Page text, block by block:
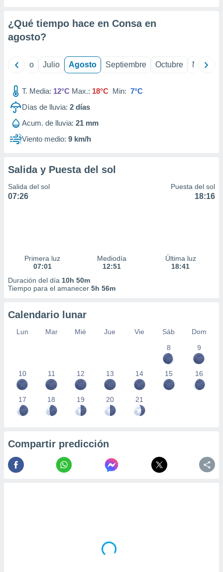
e
mediante
publicidad
publicidad
de
1199
¿Qué tiempo hace en Consa en
agosto?
Junio Julio Agosto Septiembre Octubre
T. Media: 12°C Max.: 18°C Min: 7°C
Días de lluvia: 2 días
Acum. de lluvia: 21 mm
Viento medio: 9 km/h
Salida y Puesta del sol
Salida del sol
07:26
Puesta del sol
18:16
Primera luz
07:01
Mediodía
12:51
Última luz
18:41
Duración del día 10h 50m
Tiempo para el amanecer 5h 56m
Calendario lunar
Lun Mar Mié Jue Vie Sáb
Dom
8
9
10 11 12 13 14 15 16
17 18 19 20 21
Compartir predicción